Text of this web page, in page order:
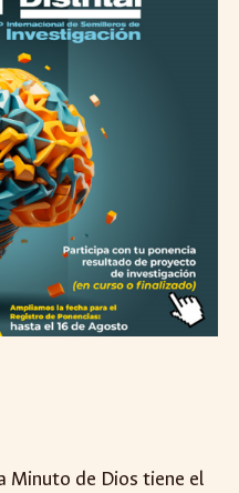
Minuto de Dios tiene el